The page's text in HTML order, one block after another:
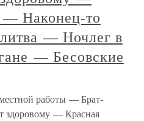
— Наконец-то
— Ночлег в
— Бесовские
работы — Брат-
здоровому — Красная